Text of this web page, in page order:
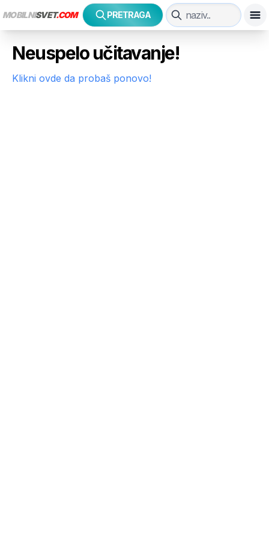
MOBILNISVET.COM PRETRAGA
Neuspelo učitavanje!
Klikni ovde da probaš ponovo!